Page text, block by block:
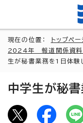
現在の位置： トップペー
2024年 報道関係資料
生が秘書業務を1日体験
中学生が秘書